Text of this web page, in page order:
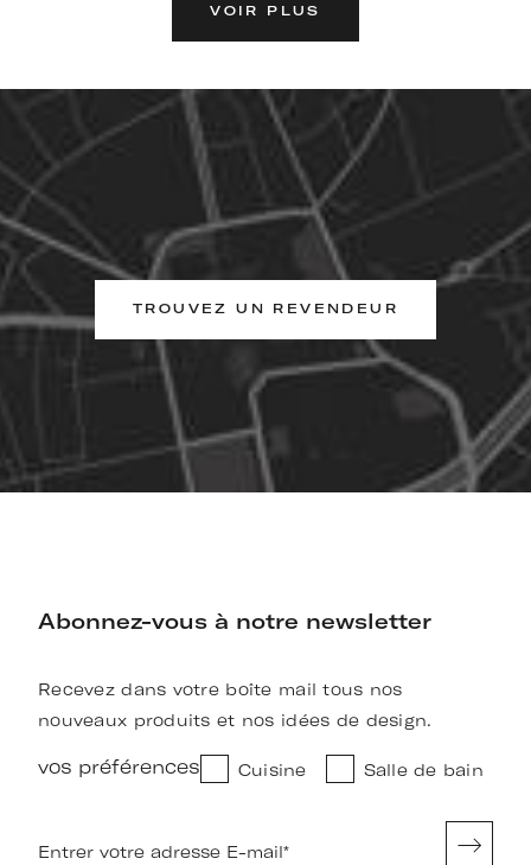
VOIR PLUS
TROUVEZ UN REVENDEUR
Abonnez-vous à notre newsletter
Recevez dans votre boîte mail tous nos
nouveaux produits et nos idées de design.
vos préférences Cuisine Salle de bain
Entrer votre adresse E-mail*